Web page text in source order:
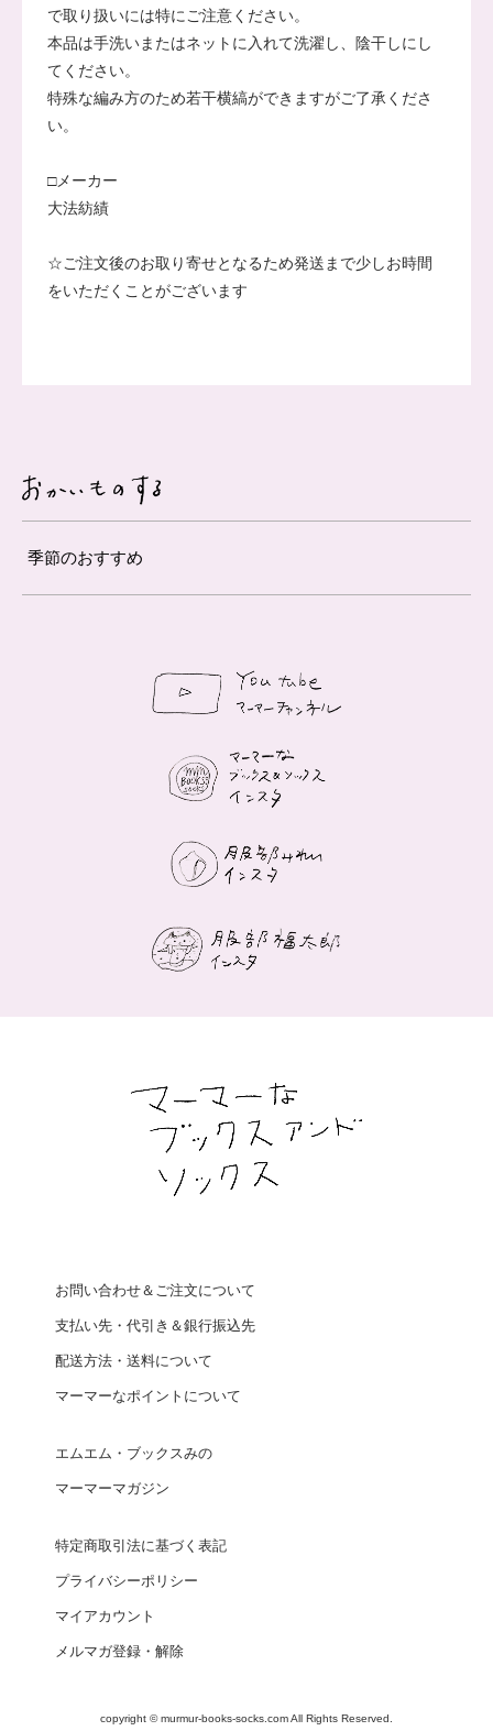
で取り扱いには特にご注意ください。
本品は手洗いまたはネットに入れて洗濯し、陰干しにし
てください。
特殊な編み方のため若干横縞ができますがご了承くださ
い。
□メーカー
大法紡績
☆ご注文後のお取り寄せとなるため発送まで少しお時間
をいただくことがございます
季節のおすすめ
お問い合わせ＆ご注文について
支払い先・代引き＆銀行振込先
配送方法・送料について
マーマーなポイントについて
エムエム・ブックスみの
マーマーマガジン
特定商取引法に基づく表記
プライバシーポリシー
マイアカウント
メルマガ登録・解除
copyright © murmur-books-socks.com All Rights Reserved.